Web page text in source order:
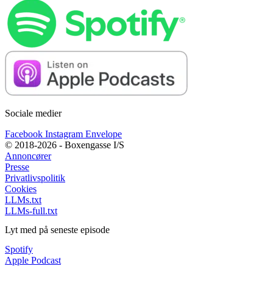
Sociale medier
Facebook Instagram Envelope
© 2018-2026 - Boxengasse I/S
Annoncører
Presse
Privatlivspolitik
Cookies
LLMs.txt
LLMs-full.txt
Lyt med på seneste episode
Spotify
Apple Podcast